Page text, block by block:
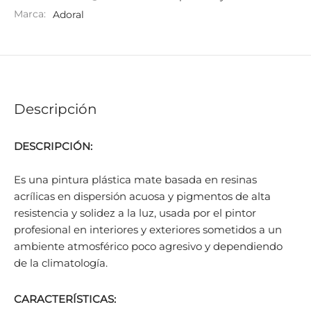
Marca:
Adoral
Descripción
DESCRIPCIÓN:
Es una pintura plástica mate basada en resinas
acrílicas en dispersión acuosa y pigmentos de alta
resistencia y solidez a la luz, usada por el pintor
profesional en interiores y exteriores sometidos a un
ambiente atmosférico poco agresivo y dependiendo
de la climatología.
CARACTERÍSTICAS: